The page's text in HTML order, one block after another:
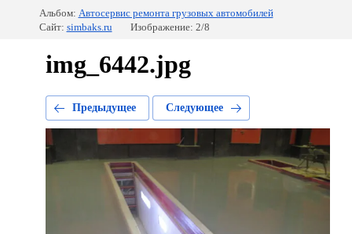
Альбом: Автосервис ремонта грузовых автомобилей
Сайт: simbaks.ru Изображение: 2/8
img_6442.jpg
Предыдущее Следующее